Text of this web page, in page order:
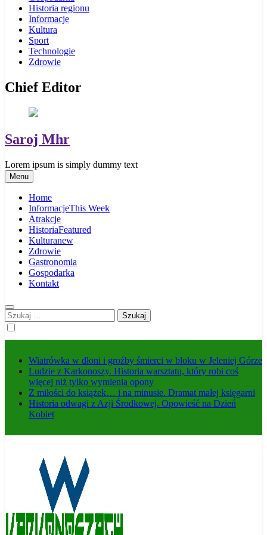
Historia regionu
Informacje
Kultura
Sport
Technologie
Zdrowie
Chief Editor
Saroj Mhr
Lorem ipsum is simply dummy text
Menu
Home
InformacjeThis Week
Atrakcje
HistoriaFeatured
Kulturanew
Zdrowie
Gastronomia
Gospodarka
Kontakt
Szukaj:
Wiatrówka w dłoni i groźby śmierci w bloku w Jeleniej Górze
Ludzie z Karkonoszy. Historia warsztatu, który robi coś
więcej niż tylko wymienia opony
Z miłości do książek… i na minusie. Dramat małej księgarni
Historia odwagi z Azji Środkowej. Opowieść na Dzień
Kobiet